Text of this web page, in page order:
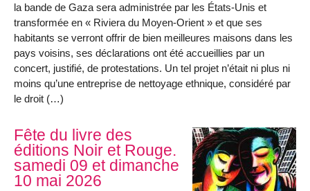
la bande de Gaza sera administrée par les États-Unis et
transformée en « Riviera du Moyen-Orient » et que ses
habitants se verront offrir de bien meilleures maisons dans les
pays voisins, ses déclarations ont été accueillies par un
concert, justifié, de protestations. Un tel projet n’était ni plus ni
moins qu’une entreprise de nettoyage ethnique, considéré par
le droit (…)
Fête du livre des
éditions Noir et Rouge.
samedi 09 et dimanche
10 mai 2026